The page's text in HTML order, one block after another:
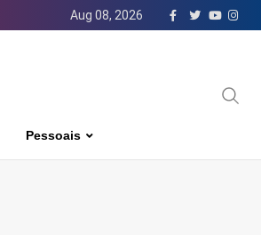
Aug 08, 2026
Pessoais